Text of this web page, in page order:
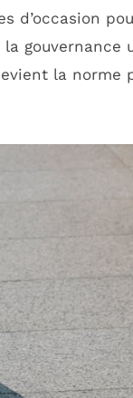
d’occasion
gouvernance
la norme